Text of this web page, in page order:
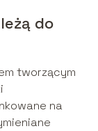
do
tworzącym
na